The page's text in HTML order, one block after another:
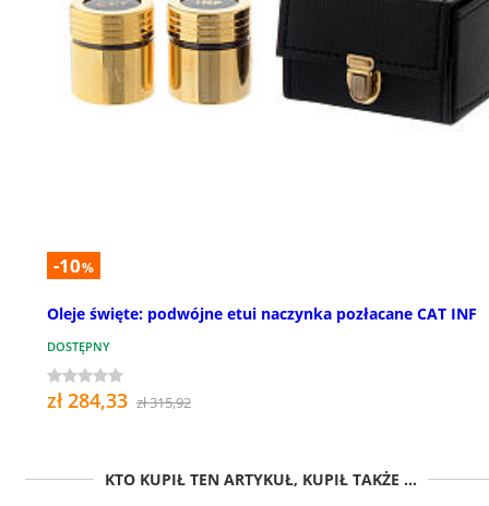
-10%
Oleje święte: podwójne etui naczynka pozłacane CAT INF
DOSTĘPNY
zł 284,33 zł 315,92
KTO KUPIŁ TEN ARTYKUŁ, KUPIŁ TAKŻE ...